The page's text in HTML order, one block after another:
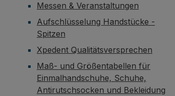
Messen & Veranstaltungen
Aufschlüsselung Handstücke -
Spitzen
Xpedent Qualitätsversprechen
Maß- und Größentabellen für
Einmalhandschuhe, Schuhe,
Antirutschsocken und Bekleidung